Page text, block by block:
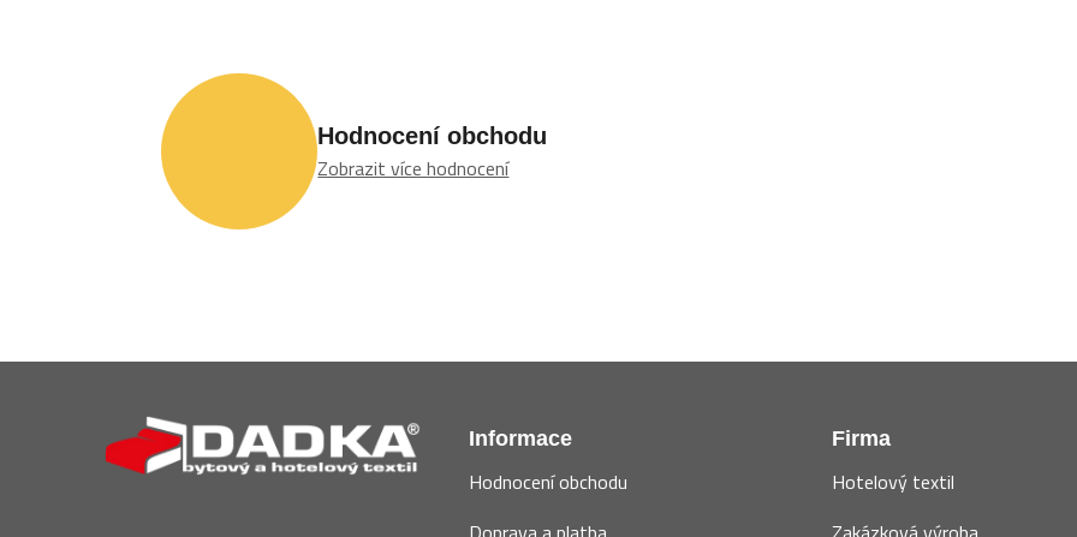
Hodnocení obchodu
Zobrazit více hodnocení
Informace
Hodnocení obchodu
Firma
Hotelový textil